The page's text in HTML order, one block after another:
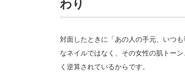
わり
対面したときに「あの人の手元、いつ
なネイルではなく、その女性の肌トー
く逆算されているからです。